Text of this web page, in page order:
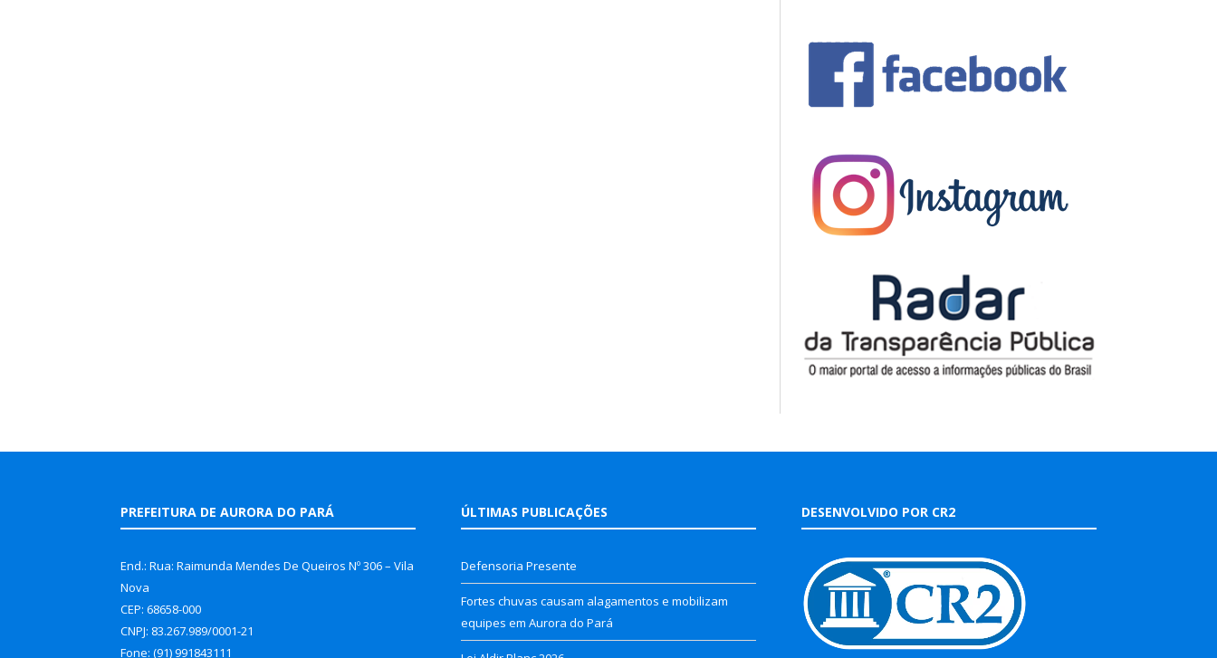
PREFEITURA DE AURORA DO PARÁ
End.: Rua: Raimunda Mendes De Queiros Nº 306 – Vila
Nova
CEP: 68658-000
CNPJ: 83.267.989/0001-21
Fone: (91) 991843111
ÚLTIMAS PUBLICAÇÕES
Defensoria Presente
Fortes chuvas causam alagamentos e mobilizam
equipes em Aurora do Pará
DESENVOLVIDO POR CR2